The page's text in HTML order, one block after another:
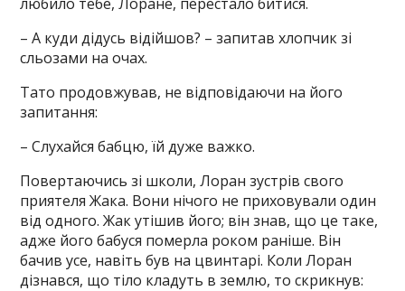
– А куди дідусь відійшов? – запитав хлопчик зі
сльозами на очах.
Тато продовжував, не відповідаючи на його
запитання:
– Слухайся бабцю, їй дуже важко.
Повертаючись зі школи, Лоран зустрів свого
приятеля Жака. Вони нічого не приховували один
від одного. Жак утішив його; він знав, що це таке,
адже його бабуся померла роком раніше. Він
бачив усе, навіть був на цвинтарі. Коли Лоран
дізнався, що тіло кладуть в землю, то скрикнув: